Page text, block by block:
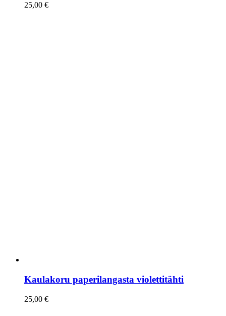
25,00 €
Kaulakoru paperilangasta violettitähti
25,00 €